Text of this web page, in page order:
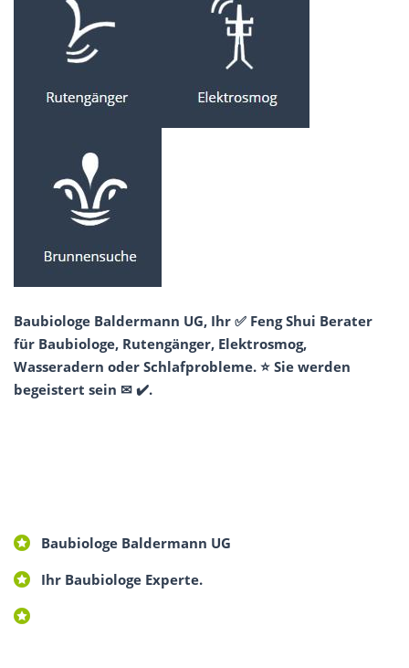
Baubiologe Baldermann UG, Ihr ✅ Feng Shui Berater
für Baubiologe, Rutengänger, Elektrosmog,
Wasseradern oder Schlafprobleme. ⭐ Sie werden
begeistert sein ✉ ✔️.
Baubiologe Baldermann UG
Ihr Baubiologe Experte.